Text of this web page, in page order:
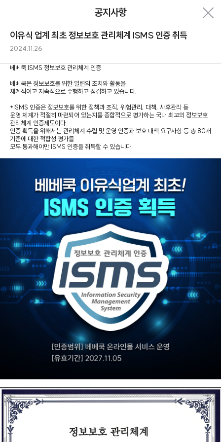
BeBecook
공지사항
[공지] [2026년 8월] 카드사 무이자 할부 안내
2026.08.03
[공지][회원등급 기준 변경]
2026.07.29
[공지]후기 식단표 변경 안내
2026.07.21
[공지] 궁중배숙, 생선파테 단종 안내
베베쿡, 더 바른 성장과 씹기 연습을 위한 입자감 변경 안내
2026.06.22
퀵계좌이체 OPEN 0.3% 즉시할인
2025.12.16
[공지]since1999, 27년의 신뢰! 대한민국 1등이유식 베베쿡
2025.09.30
[당첨자 발표] 유아식품 상반기 결산 선물 추첨
2026.08.07
[8월 배송 휴무일 안내]
올특찬 신메뉴 출시에 따른 메뉴 변경 안내
더보기 (1
공지사항
이유식 업계 최초 정보보호 관리체계 ISMS 인증 취득
2024.11.26
베베쿡 ISMS 정보보호 관리체계 인증
베베쿡은 정보보호를 위한 일련의 조치와 활동을
체계적이고 지속적으로 수행하고 점검하고 있습니다.
*ISMS 인증은 정보보호를 위한 정책과 조직, 위험관리, 대책, 사후관리 등
운영 체계가 적절히 마련되어 있는지를 종합적으로 평가하는 국내 최고의 정보보호
관리체계 인증제도이다.
인증 획득을 위해서는 관리체계 수립 및 운영 인증과 보호 대책 요구사항 등 총 80개
기준에 대한 적합성 평가를
모두 통과해야만 ISMS 인증을 취득할 수 있습니다.
푸터 개인정보처리방침 이용약관 단체/제휴